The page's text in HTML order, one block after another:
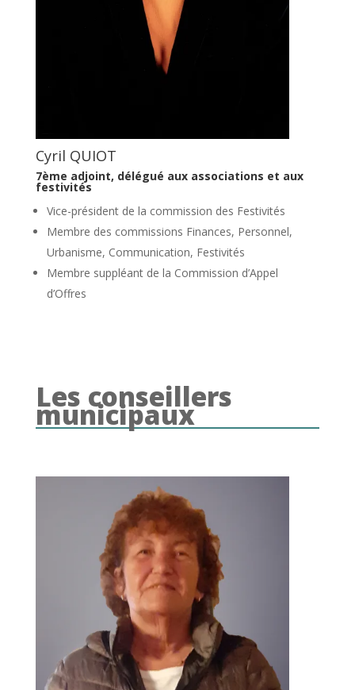
Cyril QUIOT
7ème adjoint, délégué aux associations et aux
festivités
Vice-président de la commission des Festivités
Membre des commissions Finances, Personnel,
Urbanisme, Communication, Festivités
Membre suppléant de la Commission d’Appel
d’Offres
Les conseillers
municipaux